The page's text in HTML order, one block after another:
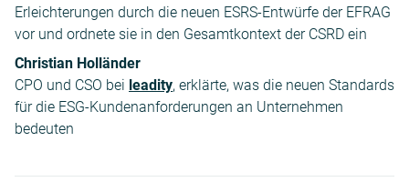
Erleichterungen durch die neuen ESRS-Entwürfe der EFRAG
vor und ordnete sie in den Gesamtkontext der CSRD ein
Christian Holländer
CPO und CSO bei leadity, erklärte, was die neuen Standards
für die ESG-Kundenanforderungen an Unternehmen
bedeuten